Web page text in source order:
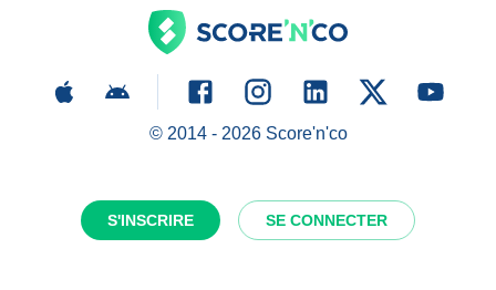
S'INSCRIRE SE CONNECTER
© 2014 - 2026Score'n'co